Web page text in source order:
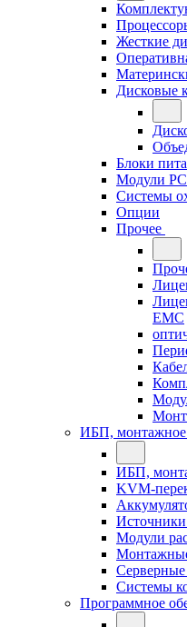
Жесткие
Дисковые
Блоки
Модули
Системы
Опции
Прочее
EMC
ИБП, монтажное
ИБП,
KVM-
Источники
Модули
Системы
Программное